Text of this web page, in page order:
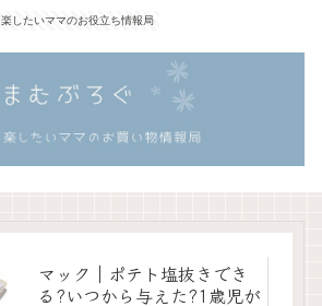
楽したいママのお役立ち情報局
マック｜ポテト塩抜きでき
る?いつから与えた?1歳児が